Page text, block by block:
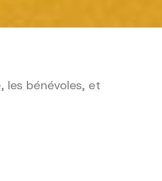
les bénévoles, et